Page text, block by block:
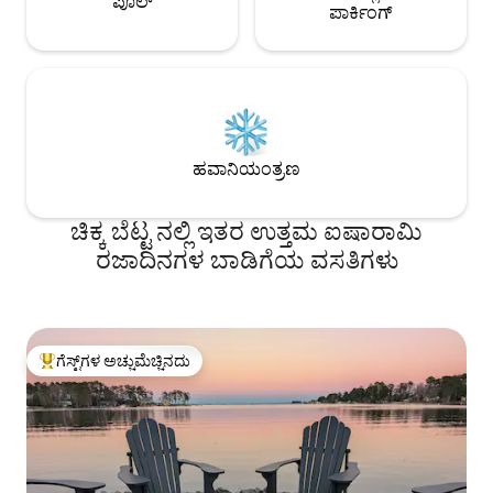
ಪಾರ್ಕಿಂಗ್
ಹವಾನಿಯಂತ್ರಣ
ಚಿಕ್ಕ ಬೆಟ್ಟ ನಲ್ಲಿ ಇತರ ಉತ್ತಮ ಐಷಾರಾಮಿ
ರಜಾದಿನಗಳ ಬಾಡಿಗೆಯ ವಸತಿಗಳು
ಗೆಸ್ಟ್‌ಗಳಿಗೆ ಅತಿ ಹೆಚ್ಚು ಅಚ್ಚುಮೆಚ್ಚಿನದು
ಗೆಸ್ಟ್‌ಗಳ ಅಚ್ಚುಮೆಚ್ಚಿನದು